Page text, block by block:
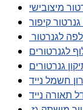
לגנרטור
לגנרטורים
גנרטורים
חשמל נייד
תאורה נייד